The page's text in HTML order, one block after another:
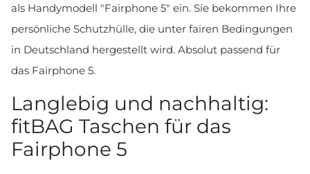
als Handymodell "Fairphone 5" ein. Sie bekommen Ihre
persönliche Schutzhülle, die unter fairen Bedingungen
in Deutschland hergestellt wird. Absolut passend für
das Fairphone 5.
Langlebig und nachhaltig:
fitBAG Taschen für das
Fairphone 5